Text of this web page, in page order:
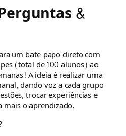
&
um bate-papo direto com
(total de 100 alunos) ao
A ideia é realizar uma
dando voz a cada grupo
trocar experiências e
mais o aprendizado.